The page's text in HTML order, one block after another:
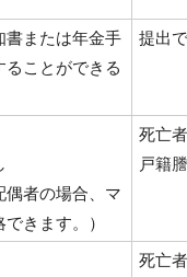
書または年金手
ことができる
提出
偶者の場合、マ
きます。）
死亡
戸籍
死亡